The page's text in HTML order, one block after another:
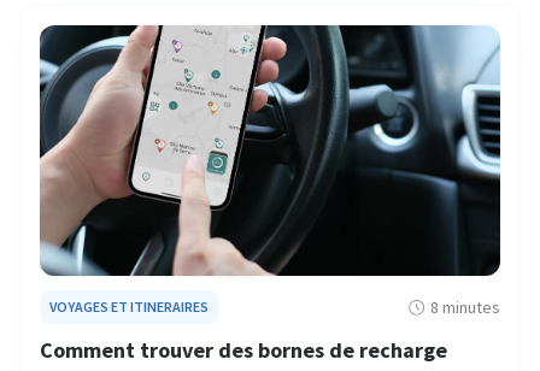
VOYAGES ET ITINERAIRES 8 minutes
Comment trouver des bornes de recharge